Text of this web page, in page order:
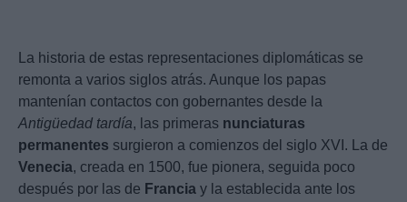
La historia de estas representaciones diplomáticas se
remonta a varios siglos atrás. Aunque los papas
mantenían contactos con gobernantes desde la
Antigüedad tardía, las primeras nunciaturas
permanentes surgieron a comienzos del siglo XVI. La de
Venecia, creada en 1500, fue pionera, seguida poco
después por las de Francia y la establecida ante los